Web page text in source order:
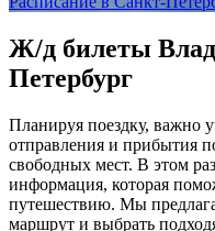
Ж/д билеты
Петербург
Планируя поездку, важно
отправления и прибытия
свободных мест. В этом
информация, которая
путешествию. Мы
маршрут и выбрать